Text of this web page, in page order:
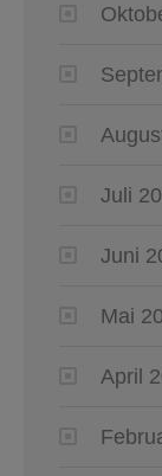
Juli
Juni
Mai
April